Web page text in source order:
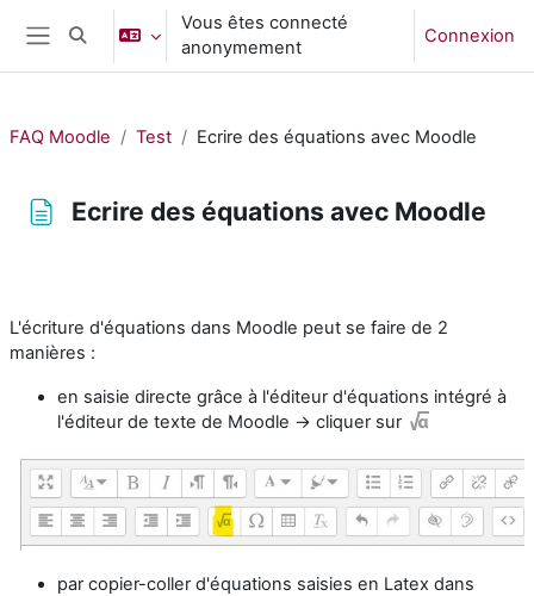
Passer au contenu principal
Panneau latéral
Activer/désactiver la saisie de recherche
Vous êtes connecté
anonymement
Connexion
FAQ Moodle Test Ecrire des équations avec Moodle
Ecrire des équations avec Moodle
L'écriture d'équations dans Moodle peut se faire de 2
manières :
en saisie directe grâce à l'éditeur d'équations intégré à
l'éditeur de texte de Moodle → cliquer sur
par copier-coller d'équations saisies en Latex dans